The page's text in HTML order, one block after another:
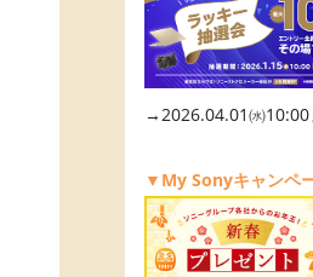
→2026.04.01㈬10:00
▼My Sonyキャンペ